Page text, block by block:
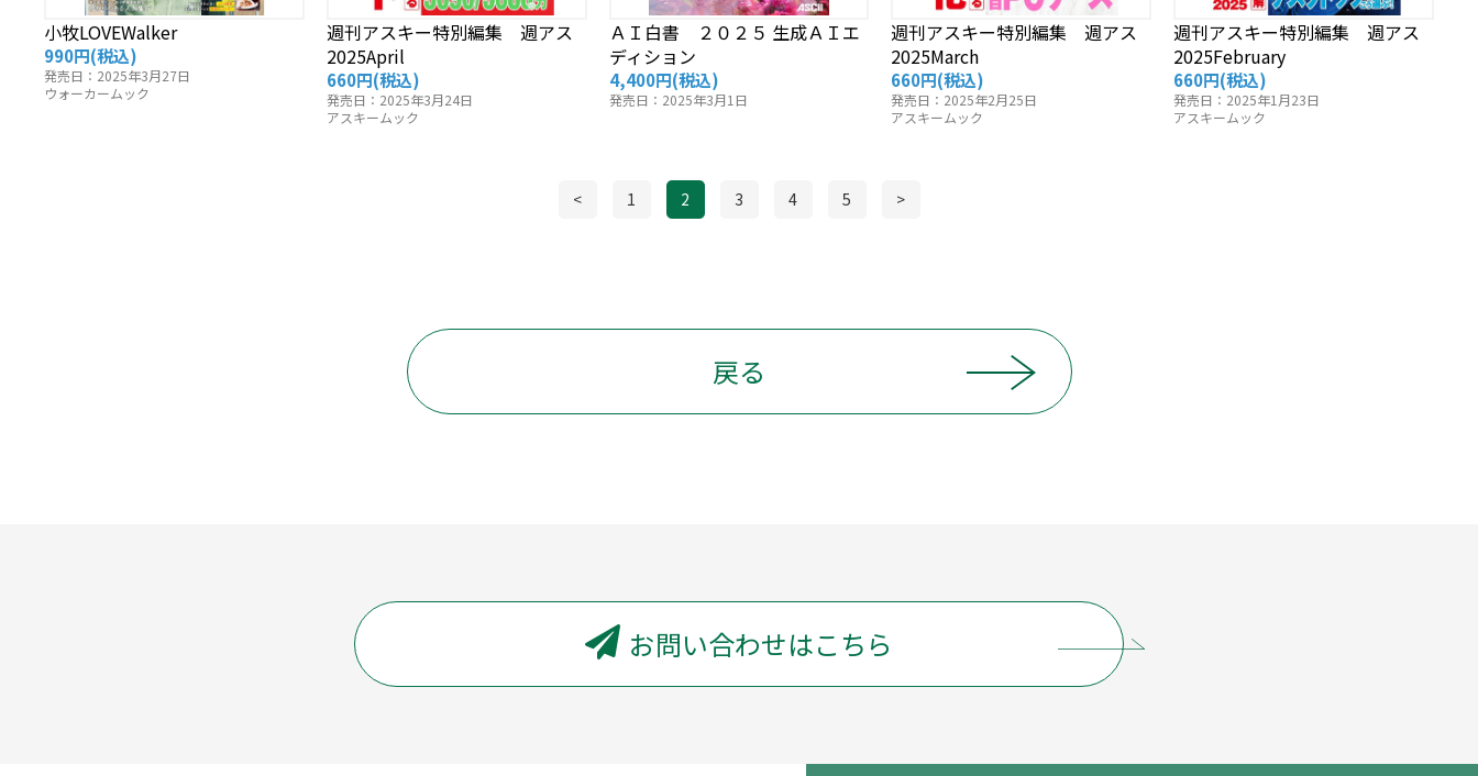
小牧LOVEWalker
990円(税込)
発売日：2025年3月27日
ウォーカームック
週刊アスキー特別編集 週アス
2025April
660円(税込)
発売日：2025年3月24日
アスキームック
ＡＩ白書 ２０２５ 生成ＡＩエ
ディション
4,400円(税込)
発売日：2025年3月1日
週刊アスキー特別編集 週アス
2025March
660円(税込)
発売日：2025年2月25日
アスキームック
週刊アスキー特別編集 週アス
2025February
660円(税込)
発売日：2025年1月23日
アスキームック
< 1 2 3 4 5 >
戻る
お問い合わせはこちら